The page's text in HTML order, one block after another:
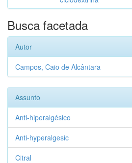
Busca facetada
Autor
Campos, Caio de Alcântara
Assunto
Anti-hiperalgésico
Anti-hyperalgesic
Citral